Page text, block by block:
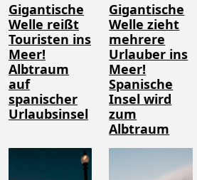
Gigantische
Welle reißt
Touristen ins
Meer!
Albtraum
auf
spanischer
Urlaubsinsel
Gigantische
Welle zieht
mehrere
Urlauber ins
Meer!
Spanische
Insel wird
zum
Albtraum